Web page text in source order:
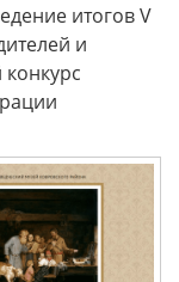
итогов V
и